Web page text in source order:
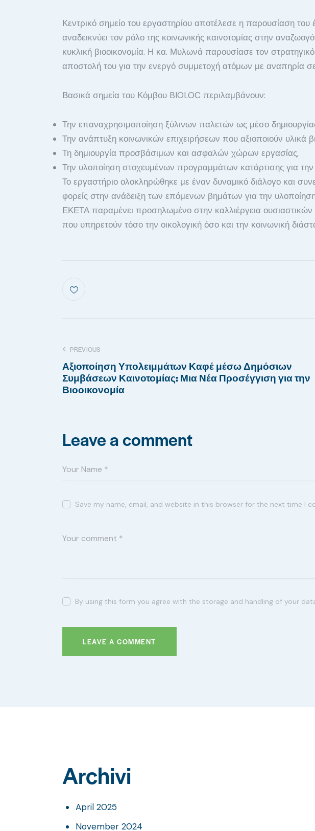
Κεντρικό σημείο του εργαστηρίου αποτέλεσε η παρουσίαση
αναδεικνύει τον ρόλο της κοινωνικής καινοτομίας στην
κυκλική βιοοικονομία. Η κα. Μυλωνά παρουσίασε τον
αποστολή του για την ενεργό συμμετοχή ατόμων με αναπηρία σε
Βασικά σημεία του Κόμβου BIOLOC περιλαμβάνουν:
Την επαναχρησιμοποίηση ξύλινων παλετών ως μέσο
Την ανάπτυξη κοινωνικών επιχειρήσεων που αξιοποιούν υλικά
Τη δημιουργία προσβάσιμων και ασφαλών χώρων εργασίας,
Την υλοποίηση στοχευμένων προγραμμάτων κατάρτισης για
Το εργαστήριο ολοκληρώθηκε με έναν δυναμικό διάλογο και
φορείς στην ανάδειξη των επόμενων βημάτων για την
ΕΚΕΤΑ παραμένει προσηλωμένο στην καλλιέργεια
που υπηρετούν τόσο την οικολογική όσο και την κοινωνική
PREVIOUS
Αξιοποίηση Υπολειμμάτων Καφέ μέσω Δημόσιων
Συμβάσεων Καινοτομίας: Μια Νέα Προσέγγιση για την
Βιοοικονομία
Leave a comment
Save my name, email, and website in this browser for the next time I
By using this form you agree with the storage and handling of your
Archivi
April 2025
November 2024